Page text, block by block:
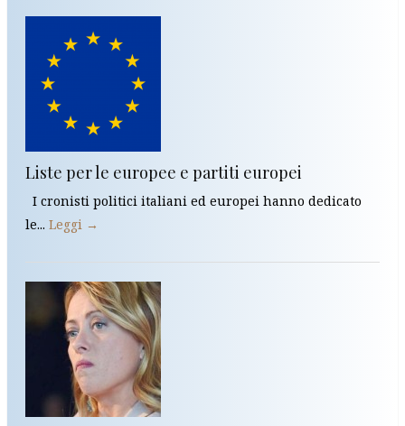
Liste per le europee e partiti europei
I cronisti politici italiani ed europei hanno dedicato
le... Leggi →